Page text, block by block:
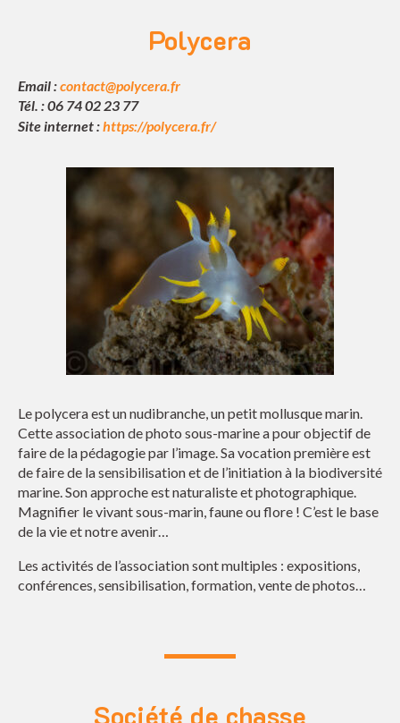
Polycera
Email :contact@polycera.fr
Tél. : 06 74 02 23 77
Site internet :https://polycera.fr/
Le polycera est un nudibranche, un petit mollusque marin.
Cette association de photo sous-marine a pour objectif de
faire de la pédagogie par l’image. Sa vocation première est
de faire de la sensibilisation et de l’initiation à la biodiversité
marine. Son approche est naturaliste et photographique.
Magnifier le vivant sous-marin, faune ou flore ! C’est le base
de la vie et notre avenir…
Les activités de l’association sont multiples : expositions,
conférences, sensibilisation, formation, vente de photos…
Société de chasse